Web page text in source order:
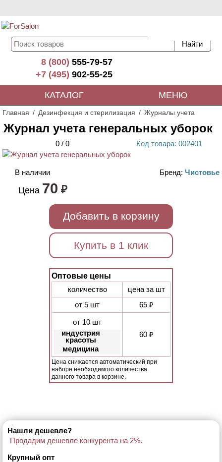
8 (800)555-79-57
+7 (495)902-55-25
КАТАЛОГ МЕНЮ
Главная Дезинфекция и стерилизация Журналы учета
Журнал учета генеральных уборок
0 / 0 Код товара: 002401
ХИТ
В наличии Бренд: Чистовье
Цена 70 ₽
Добавить в корзину
Купить в 1 клик
Оптовые цены
количество
цена за шт
от 5 шт
65 ₽
от 10 шт
индустрия
красоты
медицина
60 ₽
Цена снижается автоматический при
наборе необходимого количества
данного товара в корзине.
Нашли дешевле?
Продадим дешевле конкурента на 2%.
Крупный опт